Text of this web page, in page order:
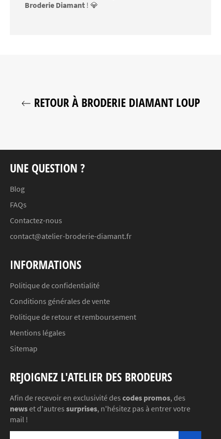
Broderie Diamant ! 💎
RETOUR À BRODERIE DIAMANT LOUP
UNE QUESTION ?
Blog
FAQs
Contactez-nous
contact@atelier-broderie-diamant.fr
INFORMATIONS
Politique de confidentialité
Conditions générales de vente
Politique de retour et remboursement
Mentions légales
Sitemap
REJOIGNEZ L'ATELIER DES BRODEURS
Afin de recevoir en exclusivité des codes promos, des
newset d'autres surprises, n'hésitez pas à entrer votre
mail !